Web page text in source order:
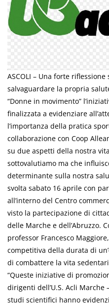
ASCOLI – Una forte
salvaguardare la propria
“Donne in movimento”
finalizzata a evidenziare
l’importanza della pratica
collaborazione con Coop
su due aspetti della nostra
sottovalutiamo ma che
determinante sulla nostra
svolta sabato 16 aprile con
all’interno del Centro
visto la partecipazione di
delle Marche e dell’Abruzzo.
professor Francesco
competitiva della durata di
di combattere la vita
“Queste iniziative di
dirigenti dell’U.S. Acli
studi scientifici hanno